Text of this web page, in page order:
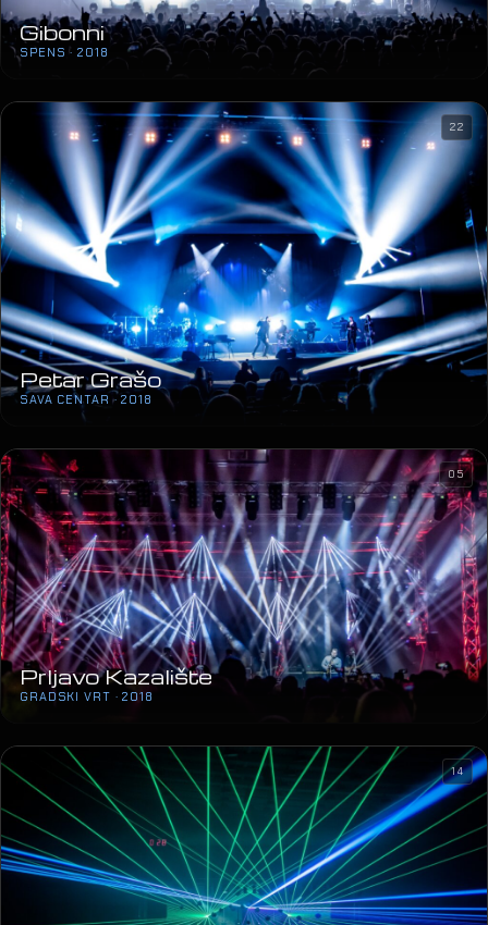
Petar Grašo
SAVA CENTAR · 2018
Prljavo Kazalište
GRADSKI VRT · 2018
05
Winterstory of Forestland
GŠ ČAKOVEC · 2017
14